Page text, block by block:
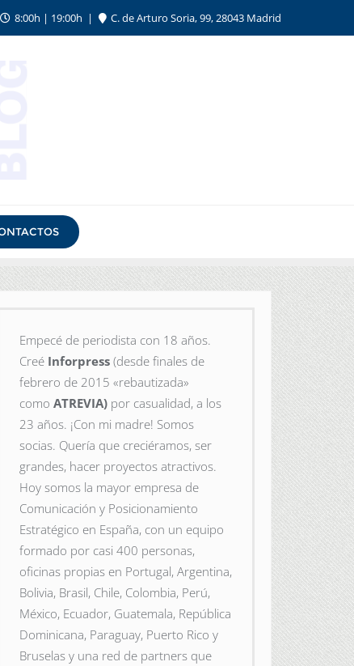
8:00h | 19:00h C. de Arturo Soria, 99, 28043 Madrid
Empecé de periodista con 18 años.
Creé Inforpress (desde finales de
febrero de 2015 «rebautizada»
como ATREVIA) por casualidad, a los
23 años. ¡Con mi madre! Somos
socias. Quería que creciéramos, ser
grandes, hacer proyectos atractivos.
Hoy somos la mayor empresa de
Comunicación y Posicionamiento
Estratégico en España, con un equipo
formado por casi 400 personas,
oficinas propias en Portugal, Argentina,
Bolivia, Brasil, Chile, Colombia, Perú,
México, Ecuador, Guatemala, República
Dominicana, Paraguay, Puerto Rico y
Bruselas y una red de partners que